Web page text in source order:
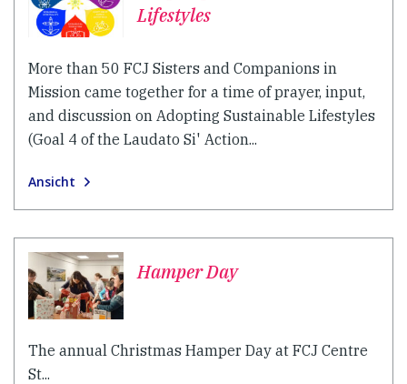
Lifestyles
More than 50 FCJ Sisters and Companions in
Mission came together for a time of prayer, input,
and discussion on Adopting Sustainable Lifestyles
(Goal 4 of the Laudato Si' Action...
Ansicht
Hamper Day
The annual Christmas Hamper Day at FCJ Centre
St...